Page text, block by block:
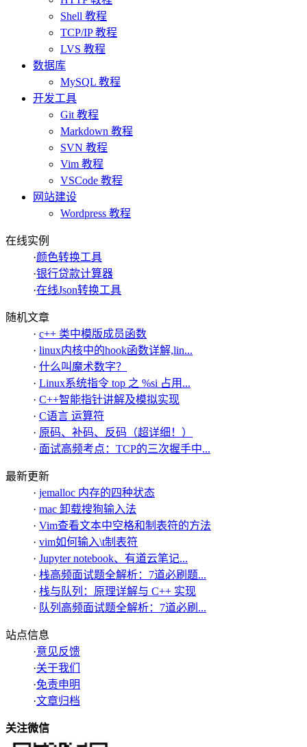
Shell 教程
TCP/IP 教程
LVS 教程
数据库
MySQL 教程
开发工具
Git 教程
Markdown 教程
SVN 教程
Vim 教程
VSCode 教程
网站建设
Wordpress 教程
在线实例
·颜色转换工具
·银行贷款计算器
·在线Json转换工具
随机文章
· c++ 类中模版成员函数
· linux内核中的hook函数详解,lin...
· 什么叫魔术数字？
· Linux系统指令 top 之 %si 占用...
· C++智能指针讲解及模拟实现
· C语言 运算符
· 原码、补码、反码（超详细！）
· 面试高频考点：TCP的三次握手中...
最新更新
· jemalloc 内存的四种状态
· mac 卸载搜狗输入法
· Vim查看文本中空格和制表符的方法
· vim如何输入\t制表符
· Jupyter notebook、有道云笔记...
· 栈高频面试题全解析：7道必刷题...
· 栈与队列：原理详解与 C++ 实现
· 队列高频面试题全解析：7道必刷...
站点信息
·意见反馈
·关于我们
·免责申明
·文章归档
关注微信